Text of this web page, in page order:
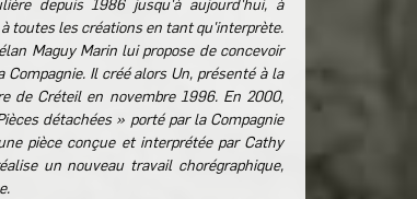
toutes les créations en tant qu'interprète.
Maguy Marin lui propose de concevoir
Il créé alors Un, présenté à la
de Créteil en novembre 1996. En 2000,
détachées » porté par la Compagnie
pièce conçue et interprétée par Cathy
un nouveau travail chorégraphique,